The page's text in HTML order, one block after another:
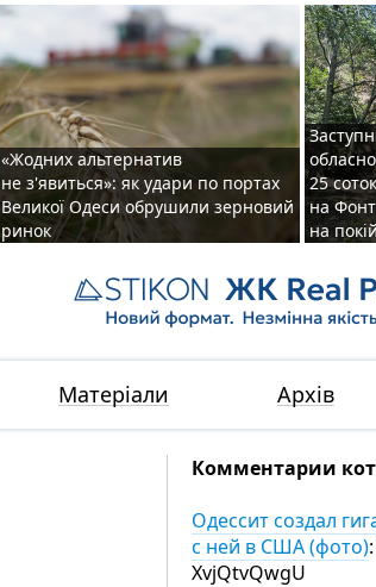
«Жодних альтернатив
не з'явиться»: як удари по портах
Великої Одеси обрушили зерновий
ринок
25
на
на
Матеріали Архів
Комментарии
Одессит создал
с ней в США (фото)
XvjQtvQwgU